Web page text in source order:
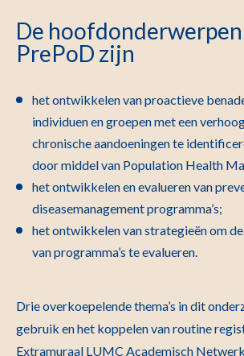
De
PrePoD zijn
het ontwikkelen van proactieve
individuen en groepen met een
chronische aandoeningen te
door middel van Population Health
het ontwikkelen en evalueren van
diseasemanagement programma’s;
het ontwikkelen van strategieën om
van programma’s te evalueren.
Drie overkoepelende thema’s in dit
gebruik en het koppelen van routine
Extramuraal LUMC Academisch